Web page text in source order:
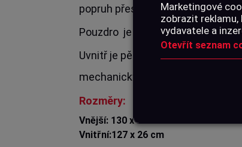
Marketingové
zobrazit
vydavatele a
Otevřít seznam
popruh přes rameno a dvě poutka
Pouzdro je vhodné i pro pušky s
Uvnitř je pěnová vložka, která
mechanickým poškozením.
Rozměry:
Vnější: 130 x 28 cm
Vnitřní:127 x 26 cm